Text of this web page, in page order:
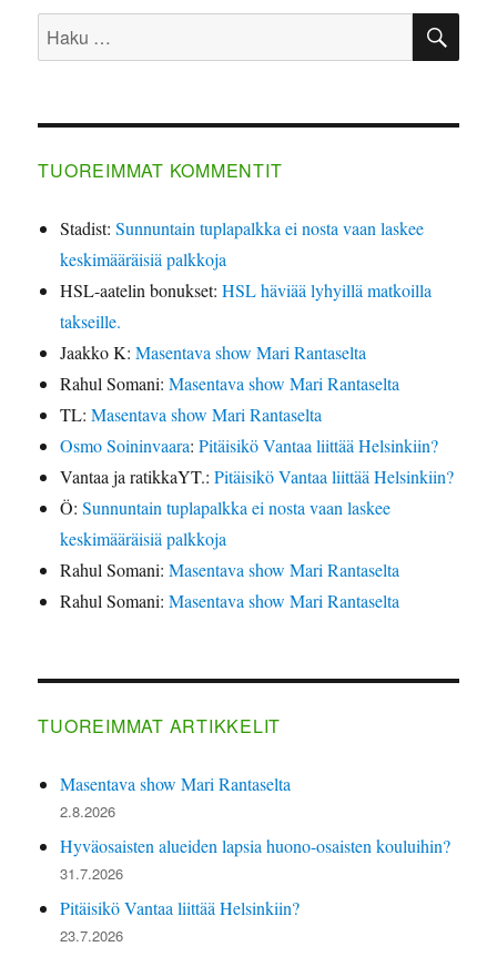
Etsi:
TUOREIMMAT KOMMENTIT
Stadist:Sunnuntain tuplapalkka ei nosta vaan laskee
keskimääräisiä palkkoja
HSL-aatelin bonukset:HSL häviää lyhyillä matkoilla
takseille.
Jaakko K:Masentava show Mari Rantaselta
Rahul Somani:Masentava show Mari Rantaselta
TL:Masentava show Mari Rantaselta
Osmo Soininvaara:Pitäisikö Vantaa liittää Helsinkiin?
Vantaa ja ratikkaYT.:Pitäisikö Vantaa liittää Helsinkiin?
Ö:Sunnuntain tuplapalkka ei nosta vaan laskee
keskimääräisiä palkkoja
Rahul Somani:Masentava show Mari Rantaselta
Rahul Somani:Masentava show Mari Rantaselta
TUOREIMMAT ARTIKKELIT
Masentava show Mari Rantaselta
2.8.2026
Hyväosaisten alueiden lapsia huono-osaisten kouluihin?
31.7.2026
Pitäisikö Vantaa liittää Helsinkiin?
23.7.2026